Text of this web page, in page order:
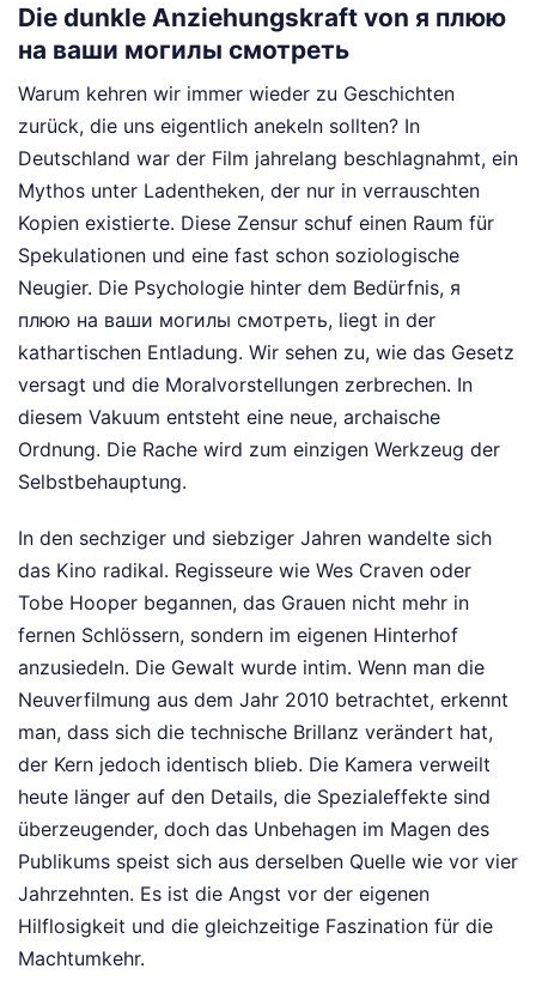
Die dunkle Anziehungskraft von я плюю
на ваши могилы смотреть
Warum kehren wir immer wieder zu Geschichten
zurück, die uns eigentlich anekeln sollten? In
Deutschland war der Film jahrelang beschlagnahmt, ein
Mythos unter Ladentheken, der nur in verrauschten
Kopien existierte. Diese Zensur schuf einen Raum für
Spekulationen und eine fast schon soziologische
Neugier. Die Psychologie hinter dem Bedürfnis, я
плюю на ваши могилы смотреть, liegt in der
kathartischen Entladung. Wir sehen zu, wie das Gesetz
versagt und die Moralvorstellungen zerbrechen. In
diesem Vakuum entsteht eine neue, archaische
Ordnung. Die Rache wird zum einzigen Werkzeug der
Selbstbehauptung.
In den sechziger und siebziger Jahren wandelte sich
das Kino radikal. Regisseure wie Wes Craven oder
Tobe Hooper begannen, das Grauen nicht mehr in
fernen Schlössern, sondern im eigenen Hinterhof
anzusiedeln. Die Gewalt wurde intim. Wenn man die
Neuverfilmung aus dem Jahr 2010 betrachtet, erkennt
man, dass sich die technische Brillanz verändert hat,
der Kern jedoch identisch blieb. Die Kamera verweilt
heute länger auf den Details, die Spezialeffekte sind
überzeugender, doch das Unbehagen im Magen des
Publikums speist sich aus derselben Quelle wie vor vier
Jahrzehnten. Es ist die Angst vor der eigenen
Hilflosigkeit und die gleichzeitige Faszination für die
Machtumkehr.